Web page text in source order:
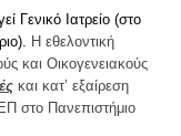
Γενικό Ιατρείο (στο
Η εθελοντική
και Οικογενειακούς
και κατ’ εξαίρεση
στο Πανεπιστήμιο